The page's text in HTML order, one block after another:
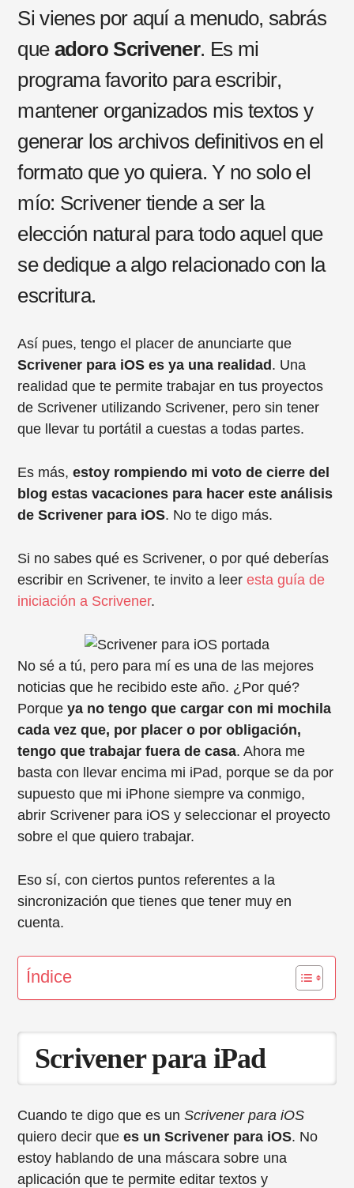
Si vienes por aquí a menudo, sabrás
que adoro Scrivener. Es mi
programa favorito para escribir,
mantener organizados mis textos y
generar los archivos definitivos en el
formato que yo quiera. Y no solo el
mío: Scrivener tiende a ser la
elección natural para todo aquel que
se dedique a algo relacionado con la
escritura.
Así pues, tengo el placer de anunciarte que
Scrivener para iOS es ya una realidad . Una
realidad que te permite trabajar en tus proyectos
de Scrivener utilizando Scrivener, pero sin tener
que llevar tu portátil a cuestas a todas partes.
Es más,estoy rompiendo mi voto de cierre del
blog estas vacaciones para hacer este análisis
de Scrivener para iOS. No te digo más.
Si no sabes qué es Scrivener, o por qué deberías
escribir en Scrivener, te invito a leeresta guía de
iniciación a Scrivener.
No sé a tú, pero para mí es una de las mejores
noticias que he recibido este año. ¿Por qué?
Porqueya no tengo que cargar con mi mochila
cada vez que, por placer o por obligación,
tengo que trabajar fuera de casa. Ahora me
basta con llevar encima mi iPad, porque se da por
supuesto que mi iPhone siempre va conmigo,
abrir Scrivener para iOS y seleccionar el proyecto
sobre el que quiero trabajar.
Eso sí, con ciertos puntos referentes a la
sincronización que tienes que tener muy en
cuenta.
Índice
Scrivener para iPad
Cuando te digo que es unScrivener para iOS
quiero decir quees un Scrivener para iOS. No
estoy hablando de una máscara sobre una
aplicación que te permite editar textos y